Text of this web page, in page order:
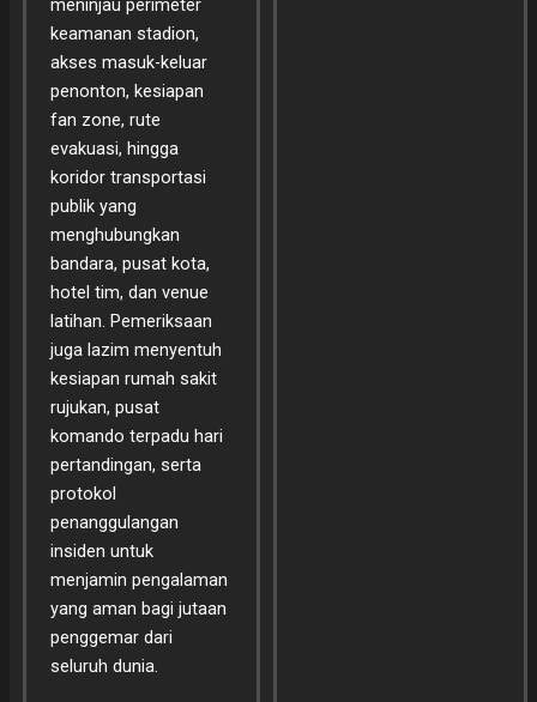
meninjau perimeter
keamanan stadion,
akses masuk-keluar
penonton, kesiapan
fan zone, rute
evakuasi, hingga
koridor transportasi
publik yang
menghubungkan
bandara, pusat kota,
hotel tim, dan venue
latihan. Pemeriksaan
juga lazim menyentuh
kesiapan rumah sakit
rujukan, pusat
komando terpadu hari
pertandingan, serta
protokol
penanggulangan
insiden untuk
menjamin pengalaman
yang aman bagi jutaan
penggemar dari
seluruh dunia.